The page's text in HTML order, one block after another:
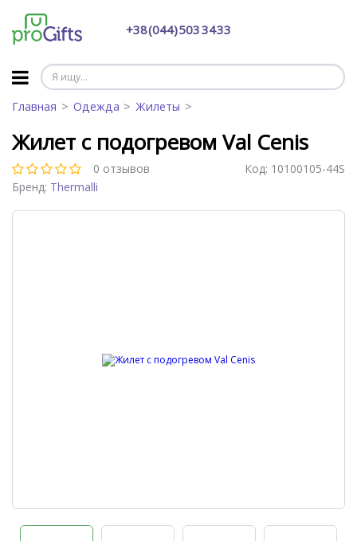
+38 (044) 503 34 33
Главная Одежда Жилеты
Жилет с подогревом Val Cenis
0 отзывов
Бренд: Thermalli
Код: 10100105-44S